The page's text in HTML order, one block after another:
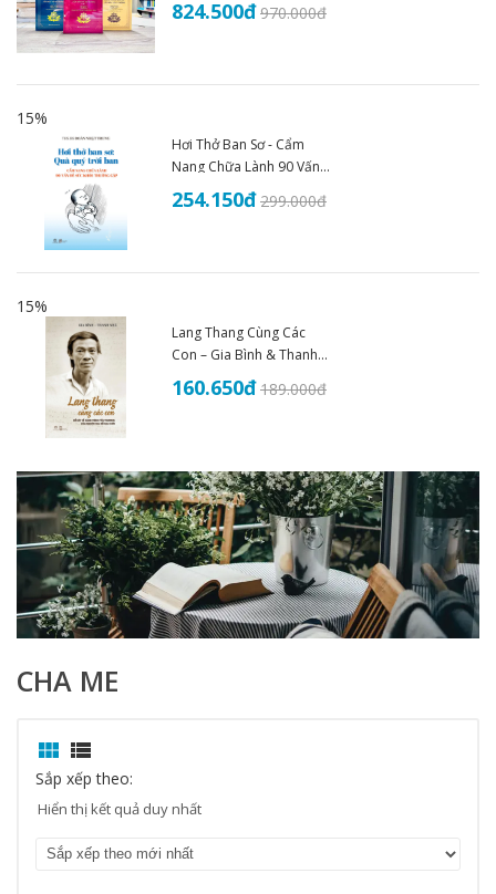
(Trọn Bộ 3 Tập)
824.500đ970.000đ
15%
Hơi Thở Ban Sơ - Cẩm
Nang Chữa Lành 90 Vấn
Đề Sức Khoẻ - THS.BS
Đoàn Nhật Trung (2025)
254.150đ299.000đ
15%
Lang Thang Cùng Các
Con – Gia Bình & Thanh
Nhã
160.650đ189.000đ
CHA ME
 
Sắp xếp theo:
Hiển thị kết quả duy nhất